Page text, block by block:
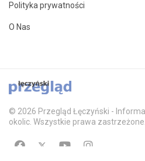
Polityka prywatności
O Nas
© 2026 Przegląd Łęczyński -
okolic. Wszystkie prawa